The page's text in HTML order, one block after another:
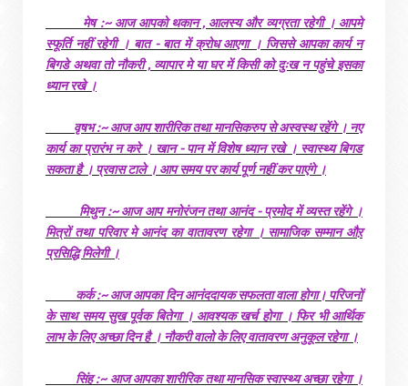
मेष :~ आज आपको थकान , आलस्य और व्यग्रता रहेगी । आपमे
स्फूर्ति नहीं रहेगी । बात - बात में क्रोध आएगा । जिससे आपका कार्य न
बिगडे अथवा तो नौकरी , व्यापार मे या घर में किसी को दुःख न पहुंचे इसका
ध्यान रखे ।
वृषभ :~ आज आप शारीरिक तथा मानसिकरुप से अस्वस्थ रहेंगे । नए
कार्य का प्रारंभ न करे । खान - पान में विशेष ध्यान रखे । स्वास्थ्य बिगड
सकता है । प्रवास टाले । आप समय पर कार्य पूर्ण नहीं कर पाएंगे ।
मिथुन :~ आज आप मनोरंजन तथा आनंद - प्रमोद में व्यस्त रहेंगे ।
मित्रों तथा परिवार मे आनंद का वातावरण रहेगा । सामाजिक सम्मान औऱ
प्रसिद्धि मिलेगी ।
कर्क :~ आज आपका दिन आनंददायक सफलता वाला होगा। परिजनों
के साथ समय सुख पूर्वक बितेगा । आवश्यक खर्च होगा । फिर भी आर्थिक
लाभ के लिए अच्छा दिन है । नौकरी वालो के लिए वातावरण अनुकूल रहेगा ।
सिंह :~ आज आपका शारीरिक तथा मानसिक स्वास्थ्य अच्छा रहेगा ।